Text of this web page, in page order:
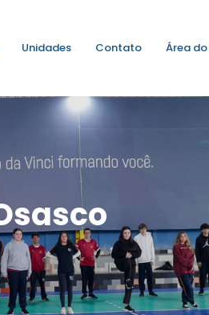
Unidades Contato Área